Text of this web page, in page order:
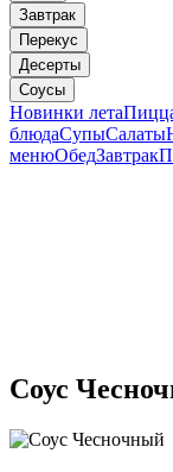
Завтрак
Перекус
Десерты
Соусы
Новинки лета
блюдаСупыСалаты
менюОбедЗавтрак
Соус